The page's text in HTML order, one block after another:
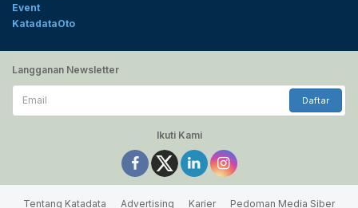
Event
KatadataOto
Langganan Newsletter
Email
Daftar
Ikuti Kami
Tentang Katadata Advertising Karier Pedoman Media Siber